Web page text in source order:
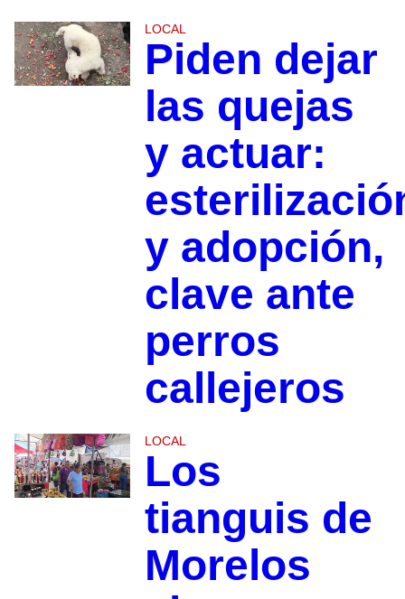
LOCAL
Piden dejar
las quejas
y actuar:
y adopción,
clave ante
perros
callejeros
LOCAL
Los
tianguis de
Morelos